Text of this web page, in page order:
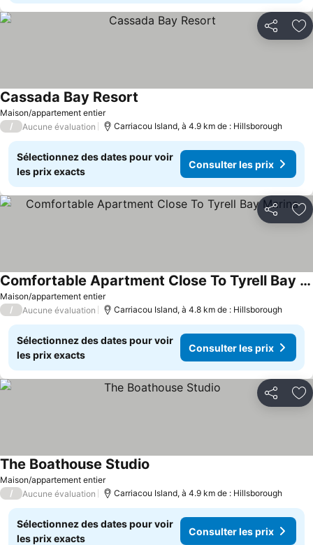
Partager
Maison/appartement entier
Cassada Bay Resort
/ Aucune évaluation Carriacou Island, à 4.9 km de : Hillsborough
Sélectionnez des dates pour voir
les prix exacts
Consulter les prix
Partager
Maison/appartement entier
Comfortable Apartment Close To Tyrell Bay Marina
Consulter les prix
/ Aucune évaluation Carriacou Island, à 4.8 km de : Hillsborough
Sélectionnez des dates pour voir
les prix exacts
Consulter les prix
Partager
Maison/appartement entier
The Boathouse Studio
/ Aucune évaluation Carriacou Island, à 4.9 km de : Hillsborough
Sélectionnez des dates pour voir
les prix exacts
Consulter les prix